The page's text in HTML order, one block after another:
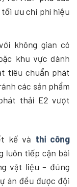
ưu chi phí hiệu
không gian có
khu vực dành
tiêu chuẩn phát
các sản phẩm
thải E2 vượt
kế và thi công
luôn tiếp cận bài
vật liệu – đúng
án đều được đội